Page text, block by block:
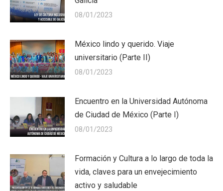
08/01/2023
México lindo y querido. Viaje
universitario (Parte II)
08/01/2023
Encuentro en la Universidad Autónoma
de Ciudad de México (Parte I)
08/01/2023
Formación y Cultura a lo largo de toda la
vida, claves para un envejecimiento
activo y saludable